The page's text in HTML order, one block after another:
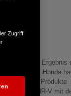
ist das Ergebnis
Honda
hochwertige Produkte
der neue HR-V mit
Zugriff